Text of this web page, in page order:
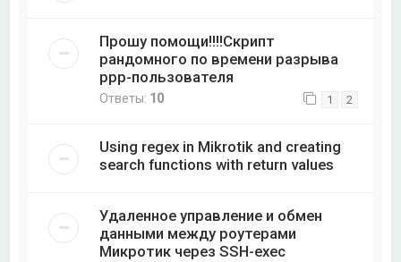
Прошу помощи!!!!Скрипт
рандомного по времени разрыва
ppp-пользователя
Ответы: 10 1 2
Using regex in Mikrotik and creating
search functions with return values
Удаленное управление и обмен
данными между роутерами
Микротик через SSH-exec